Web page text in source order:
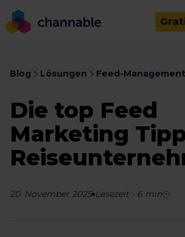
Blog Lösungen Feed-Management
Die top Feed
Marketing
20. November 2025 Lesezeit - 6 min